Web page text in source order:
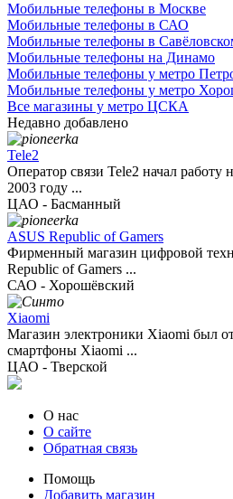
Мобильные телефоны в Москве
Мобильные телефоны в САО
Мобильные телефоны в
Мобильные телефоны на Динамо
Мобильные телефоны у метро
Мобильные телефоны у метро
Все магазины у метро ЦСКА
Недавно добавлено
Tele2
Оператор связи Tele2 начал работу
2003 году ...
ЦАО - Басманный
ASUS Republic of Gamers
Фирменный магазин цифровой
Republic of Gamers ...
САО - Хорошёвский
Xiaomi
Магазин электроники Xiaomi был
смартфоны Xiaomi ...
ЦАО - Тверской
О нас
О сайте
Обратная связь
Помощь
Добавить магазин